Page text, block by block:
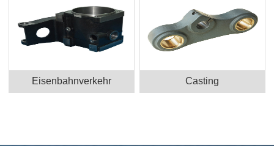
Eisenbahnverkehr Casting